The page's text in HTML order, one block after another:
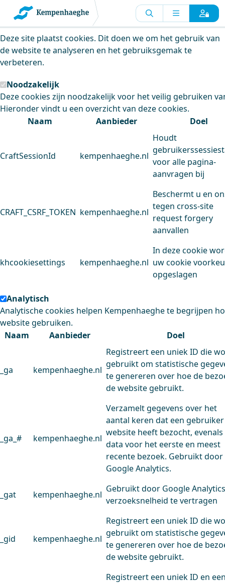
Kempenhaeghe maakt gebruik van
cookies
Deze site plaatst cookies. Dit doen we om het gebruik van
de website te analyseren en het gebruiksgemak te
verbeteren.
Noodzakelijk
Deze cookies zijn noodzakelijk voor het veilig gebruiken
Hieronder vindt u een overzicht van deze cookies.
Naam
Aanbieder Doel
CraftSessionId kempenhaeghe.nl
Houdt
voor alle pagina-
aanvragen bij
CRAFT_CSRF_TOKEN kempenhaeghe.nl
Beschermt u en
tegen cross-site
request forgery
aanvallen
khcookiesettings kempenhaeghe.nl
In deze cookie
uw cookie
opgeslagen
Analytisch
Analytische cookies helpen Kempenhaeghe te begrijpen
website gebruiken.
Naam
Aanbieder Doel
_ga kempenhaeghe.nl
Registreert een uniek ID die
gebruikt om statistische
te genereren over hoe de
de website gebruikt.
_ga_# kempenhaeghe.nl
Verzamelt gegevens over het
aantal keren dat een
website heeft bezocht, evenals
data voor het eerste en meest
recente bezoek. Gebruikt door
Google Analytics.
_gat kempenhaeghe.nl
Gebruikt door Google
verzoeksnelheid te vertragen
_gid kempenhaeghe.nl
Registreert een uniek ID die
gebruikt om statistische
te genereren over hoe de
de website gebruikt.
Registreert een uniek ID en